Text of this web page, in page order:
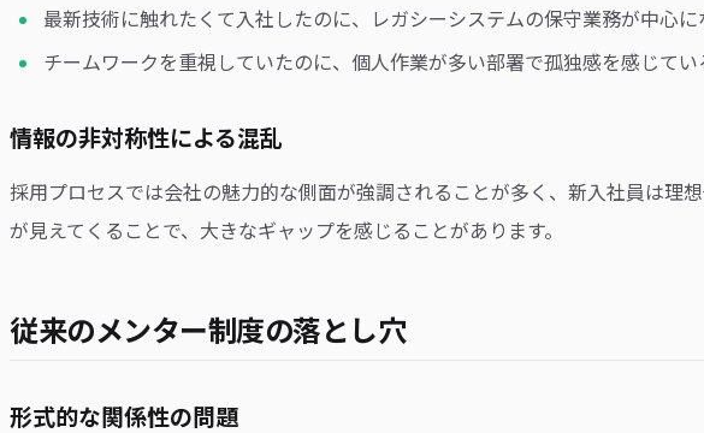
最新技術に触れたくて入社したのに、レガシーシステムの保守業務が中心に
チームワークを重視していたのに、個人作業が多い部署で孤独感を感じてい
情報の非対称性による混乱
採用プロセスでは会社の魅力的な側面が強調されることが多く、新入社員は理
が見えてくることで、大きなギャップを感じることがあります。
従来のメンター制度の落とし穴
形式的な関係性の問題